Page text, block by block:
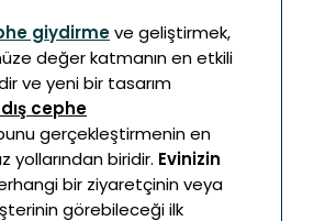
giydirmeve geliştirmek,
değer katmanın en etkili
ve yeni bir tasarım
cephe
gerçekleştirmenin en
yollarından biridir. Evinizin
bir ziyaretçinin veya
görebileceği ilk